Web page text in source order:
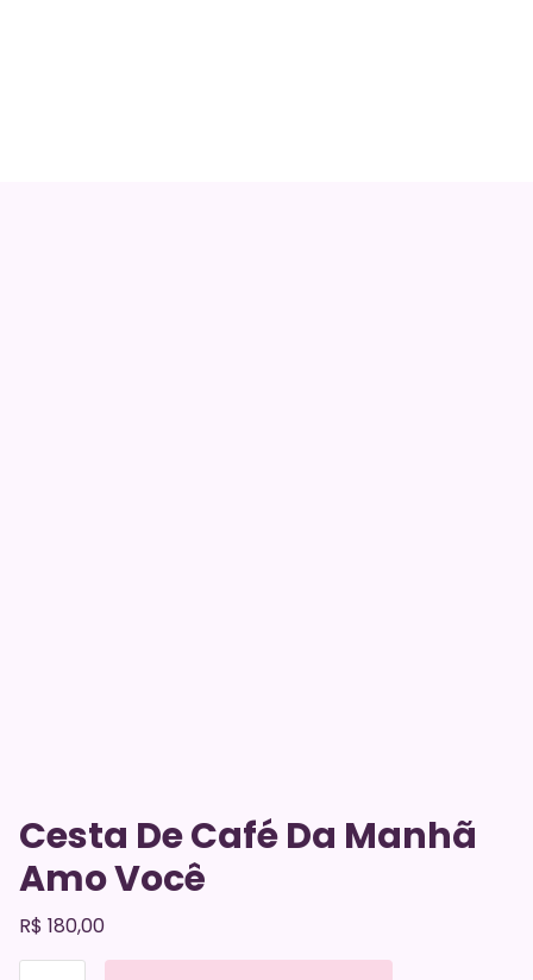
Cesta De Café Da Manhã
Amo Você
R$ 180,00